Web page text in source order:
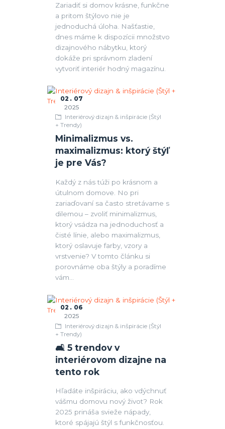
Zariadiť si domov krásne, funkčne
a pritom štýlovo nie je
jednoduchá úloha. Našťastie,
dnes máme k dispozícii množstvo
dizajnového nábytku, ktorý
dokáže pri správnom zladení
vytvoriť interiér hodný magazínu.
Minimalizmus vs.
maximalizmus: ktorý štýľ
je pre Vás?
02
07
2025
Interiérový dizajn & inšpirácie (Štýl
+ Trendy)
Každý z nás túži po krásnom a
útulnom domove. No pri
zariaďovaní sa často stretávame s
dilemou – zvoliť minimalizmus,
ktorý vsádza na jednoduchosť a
čisté línie, alebo maximalizmus,
ktorý oslavuje farby, vzory a
vrstvenie? V tomto článku si
porovnáme oba štýly a poradíme
vám...
🛋 5 trendov v
interiérovom dizajne na
tento rok
02
06
2025
Interiérový dizajn & inšpirácie (Štýl
+ Trendy)
Hľadáte inšpiráciu, ako vdýchnuť
vášmu domovu nový život? Rok
2025 prináša svieže nápady,
ktoré spájajú štýl s funkčnosťou.